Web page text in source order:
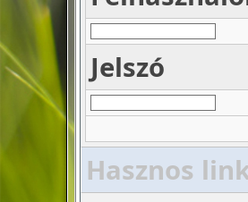
Jelszó
Hasznos